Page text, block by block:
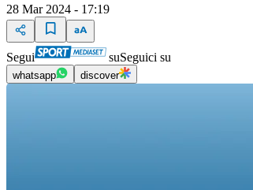
28 Mar 2024 - 17:19
Segui suSeguici su
whatsapp discover